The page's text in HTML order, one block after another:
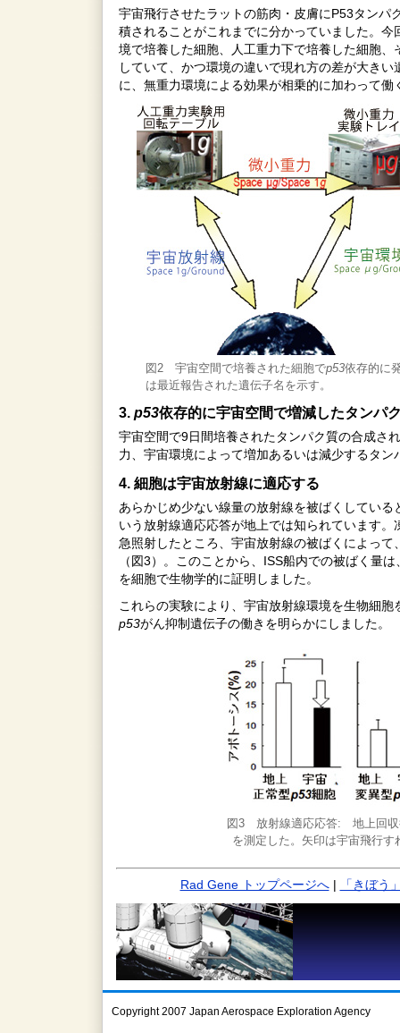
宇宙飛行させたラットの筋肉・皮膚にP53タンパ
積されることがこれまでに分かっていました。
境で培養した細胞、人工重力下で培養した細胞
していて、かつ環境の違いで現れ方の差が大き
に、無重力環境による効果が相乗的に加わって
図2 宇宙空間で培養された細胞でp53依存的に
は最近報告された遺伝子名を示す。
3. p53依存的に宇宙空間で増減したタンパ
宇宙空間で9日間培養されたタンパク質の合成さ
力、宇宙環境によって増加あるいは減少するタ
4. 細胞は宇宙放射線に適応する
あらかじめ少ない線量の放射線を被ばくしてい
いう放射線適応応答が地上では知られています
急照射したところ、宇宙放射線の被ばくによっ
（図3）。このことから、ISS船内での被ばく量
を細胞で生物学的に証明しました。
これらの実験により、宇宙放射線環境を生物細
p53がん抑制遺伝子の働きを明らかにしました。
図3 放射線適応応答: 地上回収
を測定した。矢印は宇宙飛行
Rad Gene トップページへ| 「きぼう
Copyright 2007 Japan Aerospace Exploration Agency